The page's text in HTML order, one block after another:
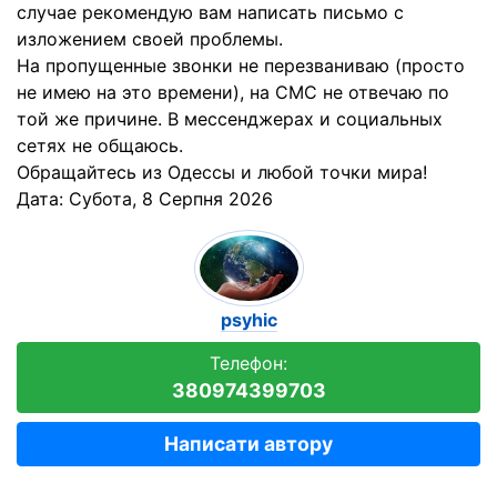
случае рекомендую вам написать письмо с
изложением своей проблемы.
На пропущенные звонки не перезваниваю (просто
не имею на это времени), на СМС не отвечаю по
той же причине. В мессенджерах и социальных
сетях не общаюсь.
Обращайтесь из Одессы и любой точки мира!
Дата: Субота, 8 Серпня 2026
psyhic
Телефон:
380974399703
Написати автору